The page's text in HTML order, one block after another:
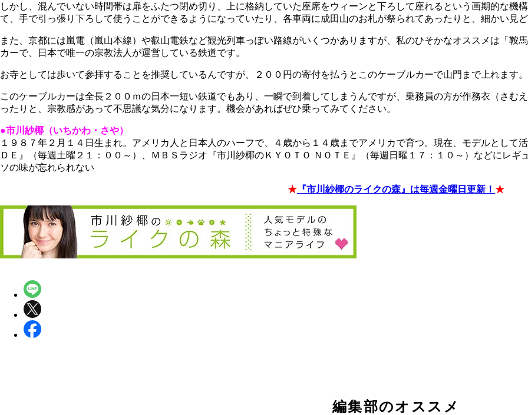
しかし、混んでいない時間帯は扉をふたつ閉め切り、上に格納していた座席をウィーンと下ろして座れるという画期的な機
て、手で引っ張り下ろして使うことができるようになっていたり、各車両に成田山のお札が祭られてあったりと、細かい見ど
また、京都には嵐電（嵐山本線）や叡山電鉄など観光列車っぽい路線がいくつかありますが、私のひそかなオススメは「鞍
カーで、日本で唯一の宗教法人が運営している鉄道です。
お寺としては歩いて参拝することを推奨しているんですが、２００円の寄付を払うとこのケーブルカーで山門まで上れます
このケーブルカーは全長２００ｍの日本一短い鉄道でもあり、一瞬で到着してしまうんですが、乗務員の方が作務衣（さむ
ったりと、宗教感があって不思議な気分になります。機会があればぜひ乗ってみてください。
●市川紗椰（いちかわ・さや）
１９８７年２月１４日生まれ。アメリカ人と日本人のハーフで、４歳から１４歳までアメリカで育つ。現在、モデルとして
ＤＥ』（毎週土曜２１：００～）、ＭＢＳラジオ『市川紗椰のＫＹＯＴＯ ＮＯＴＥ』（毎週日曜１７：１０～）などにレ
ソの味が忘れられない
★ 『市川紗椰のライクの森』は毎週金曜日更新！ ★
編集部のオススメ